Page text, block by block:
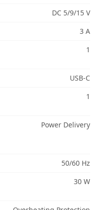
DC 5/9/15 V
3 A
1
USB-C
1
Power Delivery
50/60 Hz
30 W